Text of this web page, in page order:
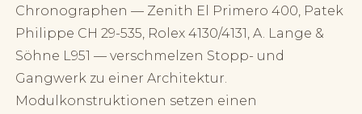
Chronographen — Zenith El Primero 400, Patek
Philippe CH 29-535, Rolex 4130/4131, A. Lange &
Söhne L951 — verschmelzen Stopp- und
Gangwerk zu einer Architektur.
Modulkonstruktionen setzen einen